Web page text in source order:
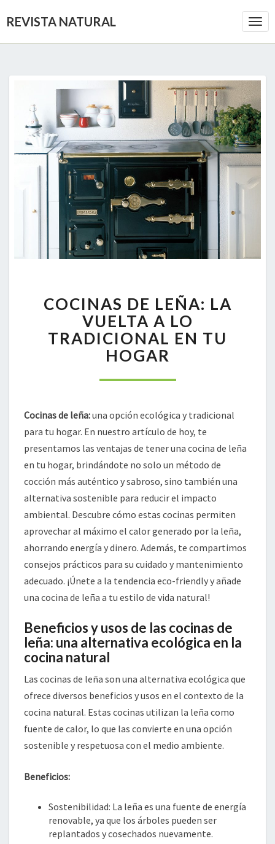
REVISTA NATURAL
DE
LEÑA:
LA
VUELTA
A
TRADICIONAL
HOGAR
COCINAS DE LEÑA: LA
VUELTA A LO
TRADICIONAL EN TU
HOGAR
Cocinas de leña:una opción ecológica y tradicional
para tu hogar. En nuestro artículo de hoy, te
presentamos las ventajas de tener una cocina de leña
en tu hogar, brindándote no solo un método de
cocción más auténtico y sabroso, sino también una
alternativa sostenible para reducir el impacto
ambiental. Descubre cómo estas cocinas permiten
aprovechar al máximo el calor generado por la leña,
ahorrando energía y dinero. Además, te compartimos
consejos prácticos para su cuidado y mantenimiento
adecuado. ¡Únete a la tendencia eco-friendly y añade
una cocina de leña a tu estilo de vida natural!
Beneficios y usos de las cocinas de
leña: una alternativa ecológica en la
cocina natural
Las cocinas de leña son una alternativa ecológica que
ofrece diversos beneficios y usos en el contexto de la
cocina natural. Estas cocinas utilizan la leña como
fuente de calor, lo que las convierte en una opción
sostenible y respetuosa con el medio ambiente.
Beneficios:
Sostenibilidad: La leña es una fuente de energía
renovable, ya que los árboles pueden ser
replantados y cosechados nuevamente.